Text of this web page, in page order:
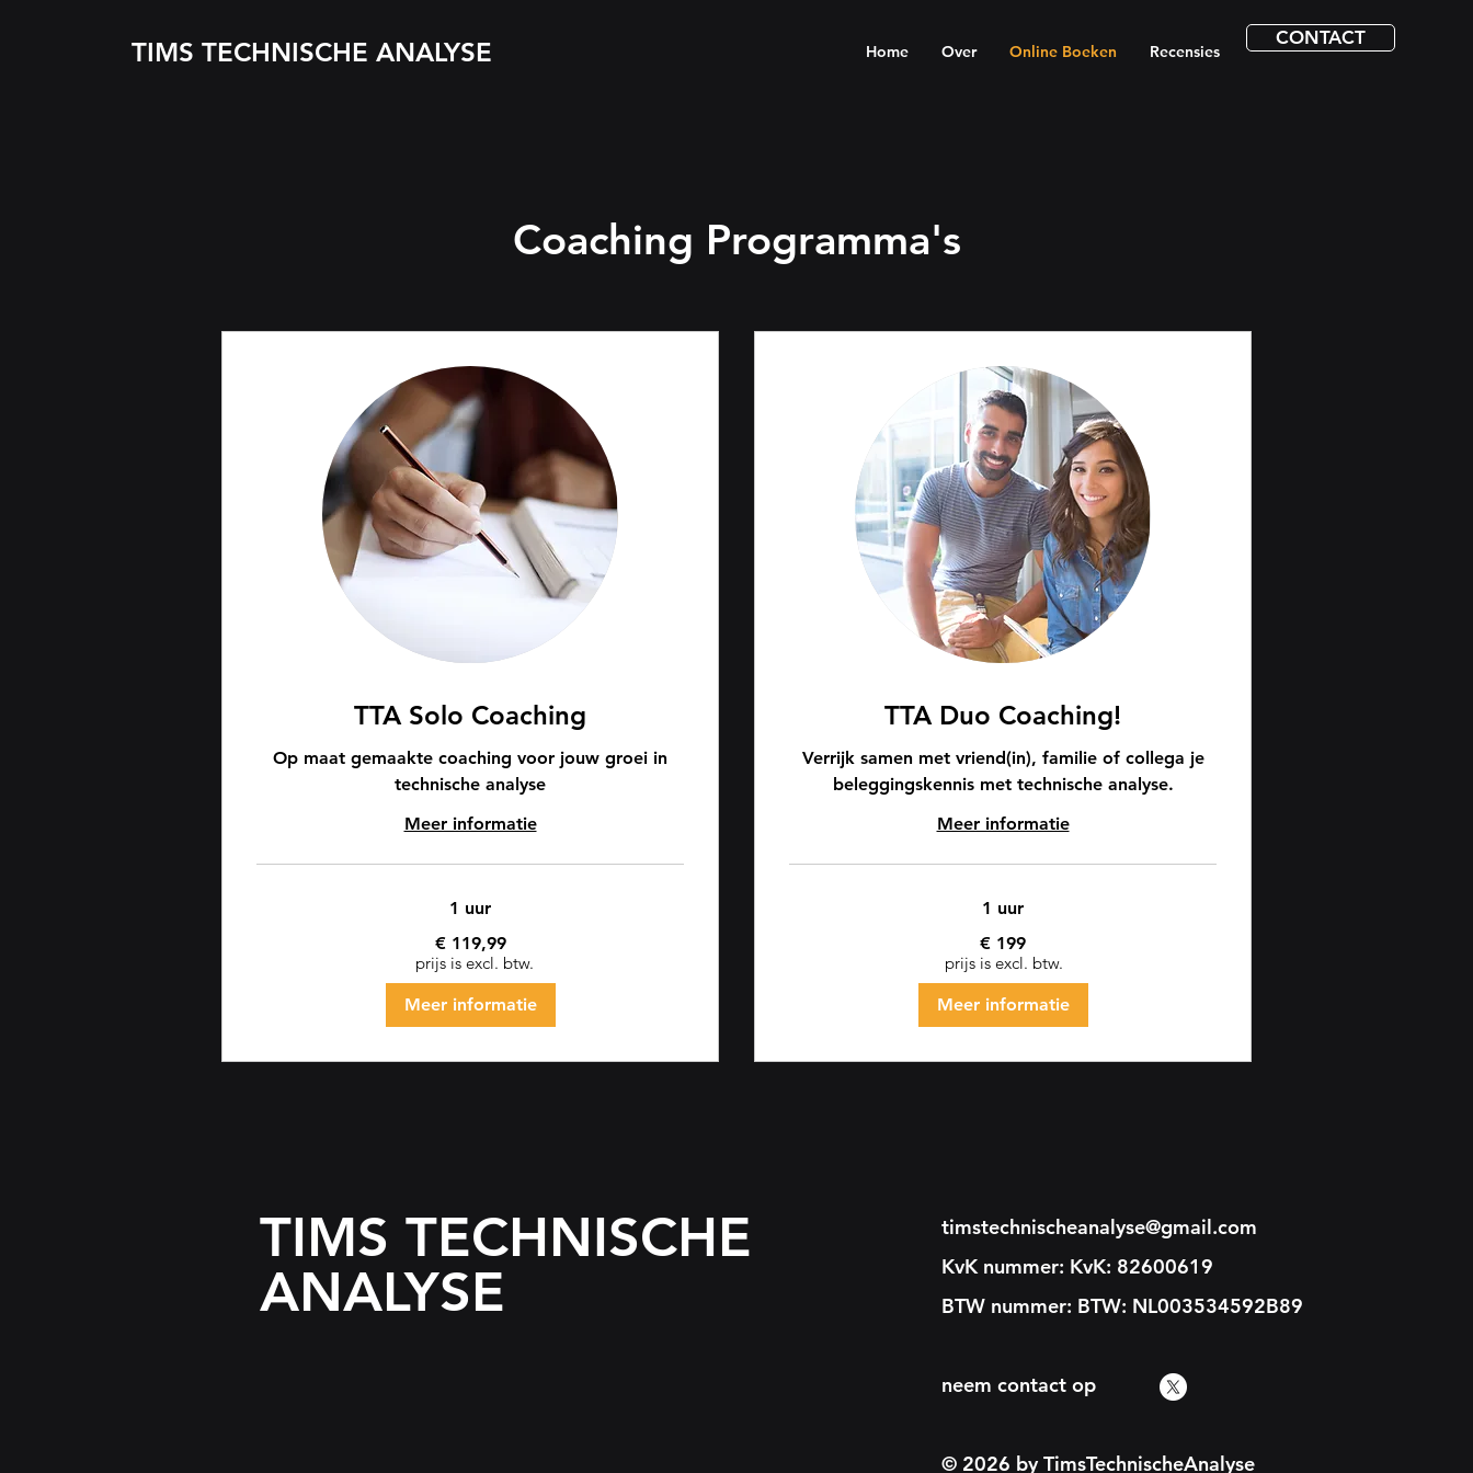
TIMS TECHNISCHE ANALYSE Home Over Online Boeken Recensies
CONTACT
Coaching Programma's
TTA Solo Coaching
Op maat gemaakte coaching voor jouw groei in
technische analyse
Meer informatie
1 uur
€ 119,99
Meer informatie
TTA Duo Coaching!
Verrijk samen met vriend(in), familie of collega je
beleggingskennis met technische analyse.
Meer informatie
1 uur
€ 199
Meer informatie
prijs is excl. btw. prijs is excl. btw.
TIMS TECHNISCHE
ANALYSE
timstechnischeanalyse@gmail.com
KvK nummer: KvK: 82600619
BTW nummer: BTW: NL003534592B89
neem contact op
© 2026 by TimsTechnischeAnalyse